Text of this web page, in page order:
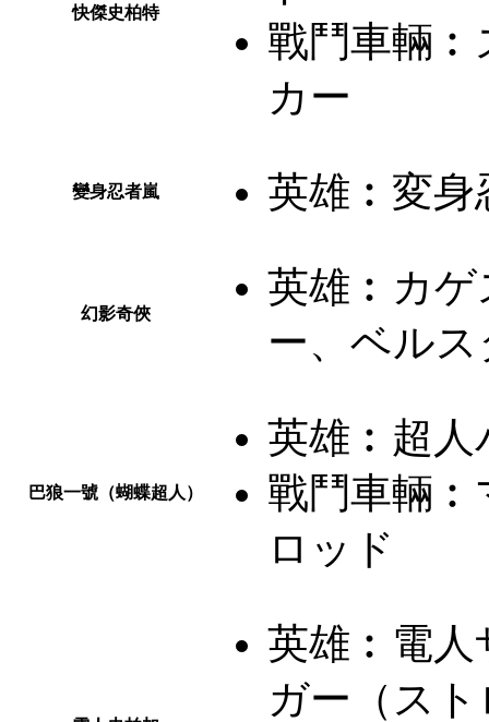
快傑史柏特
戰鬥車輛︰
カー
變身忍者嵐 英雄︰ 変身
幻影奇俠
英雄︰ カ
ー、ベル
巴狼一號（蝴蝶超人）
英雄︰ 超人
戰鬥車輛︰
ロッド
英雄︰ 電人
ガー（ス